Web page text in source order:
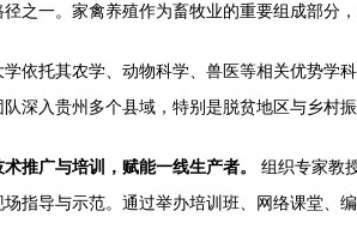
之一。家禽养殖作为畜牧业的重要组成部分
学依托其农学、动物科学、兽医等相关优势学
队深入贵州多个县域，特别是脱贫地区与乡村
推广与培训，赋能一线生产者。
组织专家教
场指导与示范。通过举办培训班、网络课堂、